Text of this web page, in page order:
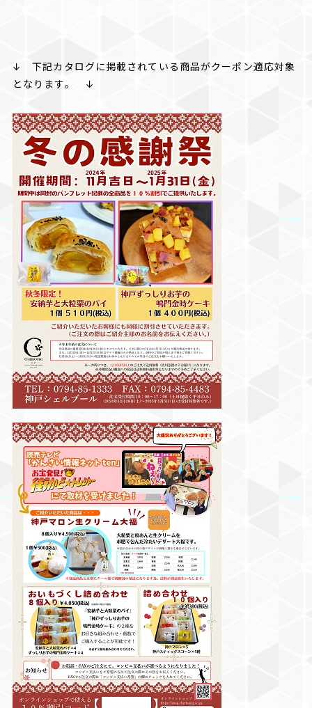
↓ 下記カタログに掲載されている商品がクーポン適応対象
となります。 ↓